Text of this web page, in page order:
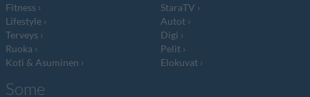
Fitness
Lifestyle
Terveys
Ruoka
Koti & Asuminen
StaraTV
Autot
Digi
Pelit
Elokuvat
Some